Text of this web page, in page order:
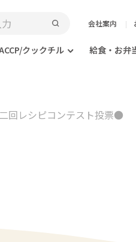
会社案内
クックチル 給食・お弁
レシピコンテスト投票●